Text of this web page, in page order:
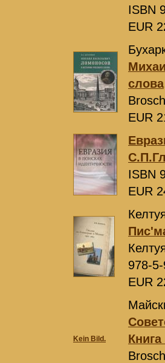
ISBN
EUR
слова
EUR
ISBN
EUR
978-
EUR
Kein Bild.
Книга